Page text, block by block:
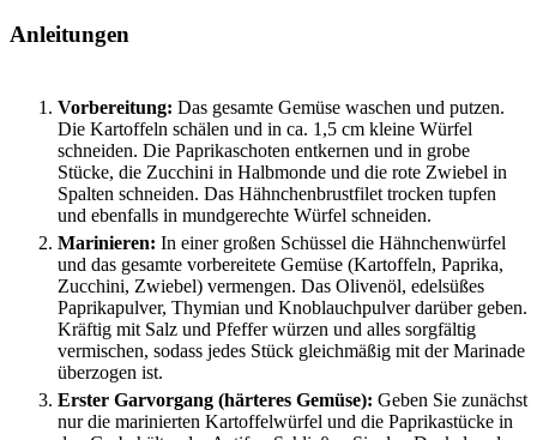
Anleitungen
Vorbereitung: Das gesamte Gemüse waschen und putzen.
Die Kartoffeln schälen und in ca. 1,5 cm kleine Würfel
schneiden. Die Paprikaschoten entkernen und in grobe
Stücke, die Zucchini in Halbmonde und die rote Zwiebel in
Spalten schneiden. Das Hähnchenbrustfilet trocken tupfen
und ebenfalls in mundgerechte Würfel schneiden.
Marinieren: In einer großen Schüssel die Hähnchenwürfel
und das gesamte vorbereitete Gemüse (Kartoffeln, Paprika,
Zucchini, Zwiebel) vermengen. Das Olivenöl, edelsüßes
Paprikapulver, Thymian und Knoblauchpulver darüber geben.
Kräftig mit Salz und Pfeffer würzen und alles sorgfältig
vermischen, sodass jedes Stück gleichmäßig mit der Marinade
überzogen ist.
Erster Garvorgang (härteres Gemüse): Geben Sie zunächst
nur die marinierten Kartoffelwürfel und die Paprikastücke in